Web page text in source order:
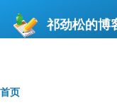
祁劲松的博
面
首页